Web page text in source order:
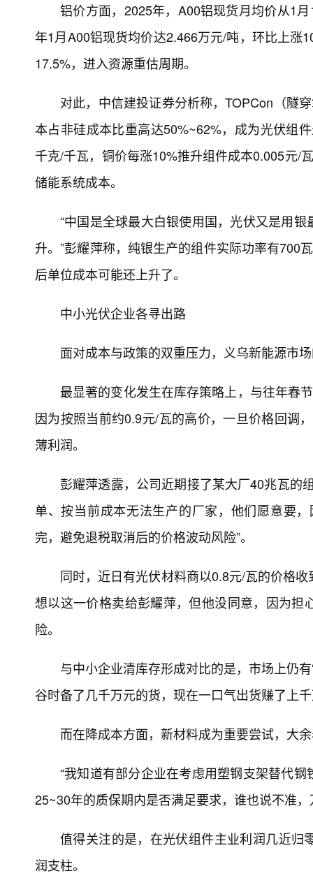
铝价方面，2025年，A00铝现货月均价从1
年1月A00铝现货均价达2.466万元/吨，环比上涨
17.5%，进入资源重估周期。
对此，中信建投证券分析称，TOPCon（隧
本占非硅成本比重高达50%~62%，成为光伏组
千克/千瓦，铜价每涨10%推升组件成本0.005元/
储能系统成本。
“中国是全球最大白银使用国，光伏又是用
升。”彭耀萍称，纯银生产的组件实际功率有700
后单位成本可能还上升了。
中小光伏企业各寻出路
面对成本与政策的双重压力，义乌新能源市
最显著的变化发生在库存策略上，与往年春
因为按照当前约0.9元/瓦的高价，一旦价格回调
薄利润。
彭耀萍透露，公司近期接了某大厂40兆瓦的
单、按当前成本无法生产的厂家，他们愿意要
完，避免退税取消后的价格波动风险”。
同时，近日有光伏材料商以0.8元/瓦的价格
想以这一价格卖给彭耀萍，但他没同意，因为
险。
与中小企业清库存形成对比的是，市场上仍
谷时备了几千万元的货，现在一口气出货赚了上
而在降成本方面，新材料成为重要尝试，大
“我知道有部分企业在考虑用塑钢支架替代
25~30年的质保期内是否满足要求，谁也说不准
值得关注的是，在光伏组件主业利润几近
润支柱。